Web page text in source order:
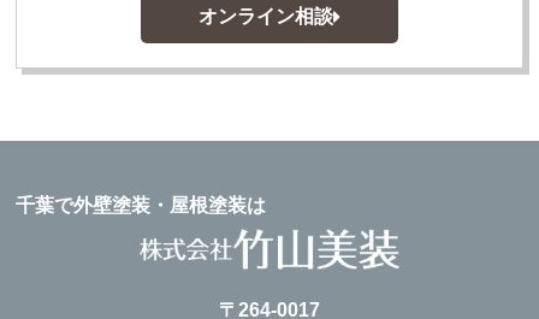
オンライン相談
千葉で外壁塗装・屋根塗装は
〒264-0017